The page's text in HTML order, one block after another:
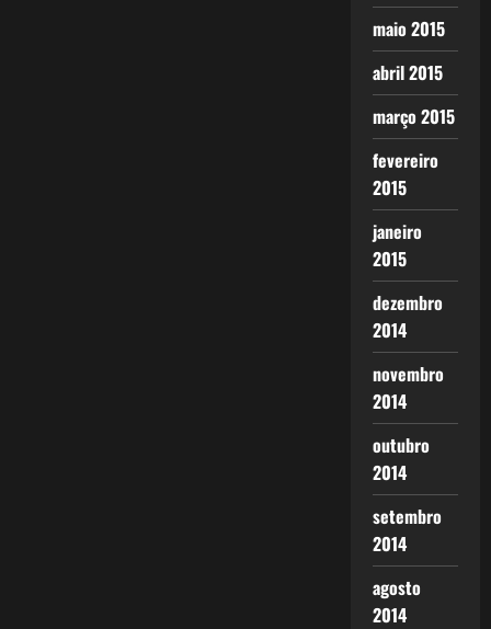
maio 2015
abril 2015
março 2015
fevereiro
2015
janeiro
2015
dezembro
2014
novembro
2014
outubro
2014
setembro
2014
agosto
2014